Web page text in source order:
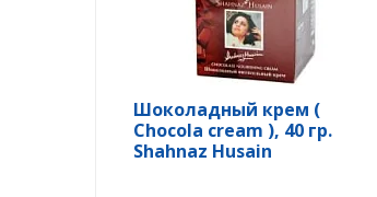
Шоколадный крем (
Chocola cream ), 40 гр.
Shahnaz Husain